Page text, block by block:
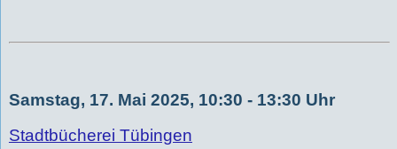
Samstag, 17. Mai 2025, 10:30 - 13:30 Uhr
Stadtbücherei Tübingen